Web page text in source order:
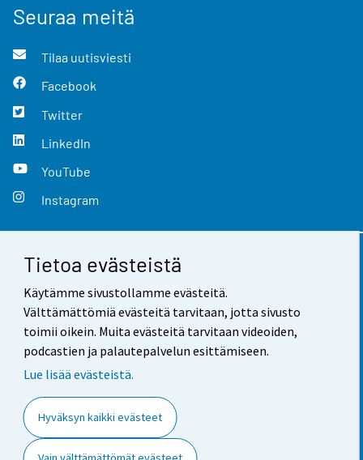
Tietoa evästeistä
Käytämme sivustollamme evästeitä.
Välttämättömiä evästeitä tarvitaan, jotta sivusto
toimii oikein. Muita evästeitä tarvitaan videoiden,
podcastien ja palautepalvelun esittämiseen.
Lue lisää evästeistä.
Hyväksyn kaikki evästeet
Seuraa meitä
Tilaa uutisviesti
Facebook
Twitter
LinkedIn
YouTube
Instagram
Yhteystiedot
Palaute
Käyttöehdot
Saavutettavuus
Tietoa sivustosta